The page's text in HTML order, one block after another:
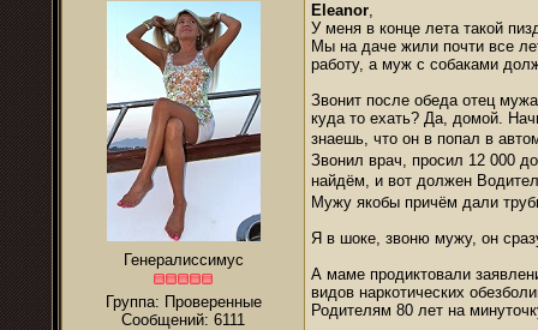
Генералиссимус
Группа: Проверенные
Сообщений: 6111
Eleanor,
У меня в конце лета такой
Мы на даче жили почти все
работу, а муж с собаками
Звонит после обеда отец
куда то ехать? Да, домой.
знаешь, что он в попал в
Звонил врач, просил 12 000
найдём, и вот должен
Мужу якобы причём дали
Я в шоке, звоню мужу, он
А маме продиктовали
видов наркотических
Родителям 80 лет на